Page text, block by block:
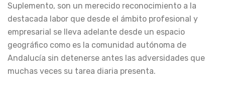
Suplemento, son un merecido reconocimiento a la
destacada labor que desde el ámbito profesional y
empresarial se lleva adelante desde un espacio
geográfico como es la comunidad autónoma de
Andalucía sin detenerse antes las adversidades que
muchas veces su tarea diaria presenta.